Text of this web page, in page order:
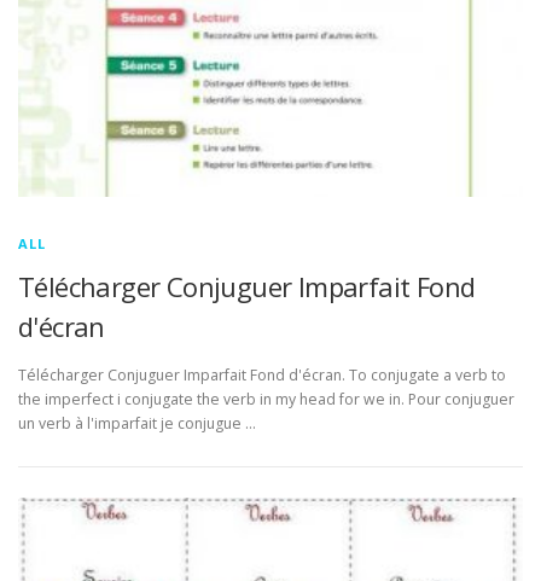
ALL
Télécharger Conjuguer Imparfait Fond
d'écran
Télécharger Conjuguer Imparfait Fond d'écran. To conjugate a verb to
the imperfect i conjugate the verb in my head for we in. Pour conjuguer
un verb à l'imparfait je conjugue …